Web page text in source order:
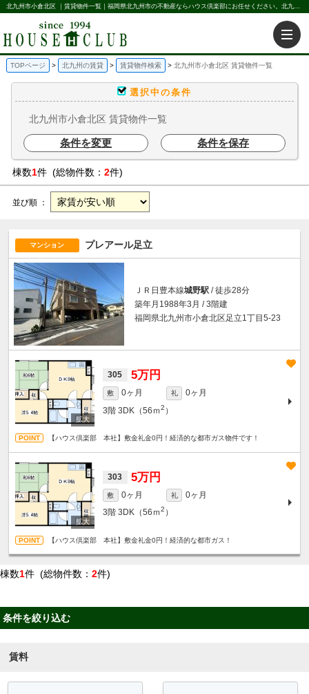
北九州市小倉北区 ｜賃貸物件一覧｜福岡県北九州市の不動産ならハウス倶楽部にお任せください。北九州の賃貸・売買・不動産買取などを不動産に関することならなんでもお任せ。
TOPページ 北九州の賃貸 賃貸物件検索 北九州市小倉北区 賃貸物件一覧
選択中の条件
北九州市小倉北区 賃貸物件一覧
条件を変更 条件を保存
棟数1件 (総物件数： 2件)
並び順 ：
マンション プレアール足立
ＪＲ日豊本線城野駅 / 徒歩28分
築年月1988年3月 / 3階建
福岡県北九州市小倉北区足立1丁目5-23
305 5万円
敷 0ヶ月 礼
0ヶ月
3階 3DK（56ｍ2 ）
【ハウス倶楽部 本社】敷金礼金0円！経済的な都市ガス物件です！
303 5万円
敷 0ヶ月 礼
0ヶ月
3階 3DK（56ｍ2 ）
【ハウス倶楽部 本社】敷金礼金0円！経済的な都市ガス！
棟数1件 (総物件数： 2件)
条件を絞り込む
賃料